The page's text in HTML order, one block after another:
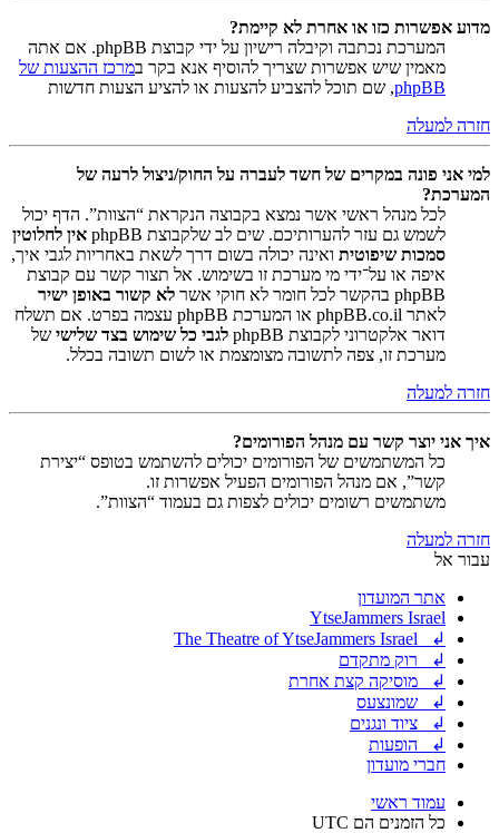
מדוע אפשרות כזו או אחרת לא קיימת?
המערכת נכתבה וקיבלה רישיון על ידי קבוצת phpBB. אם אתה
מאמין שיש אפשרות שצריך להוסיף אנא בקר במרכז ההצעות של
phpBB, שם תוכל להצביע להצעות או להציע הצעות חדשות
חזרה למעלה
למי אני פונה במקרים של חשד לעברה על החוק/ניצול לרעה של
המערכת?
לכל מנהל ראשי אשר נמצא בקבוצה הנקראת “הצוות”. הדף יכול
לשמש גם עזר להערותיכם. שים לב שלקבוצת phpBB
אין לחלוטין
סמכות שיפוטית ואינה יכולה בשום דרך לשאת באחריות לגבי איך,
איפה או על־ידי מי מערכת זו בשימוש. אל תצור קשר עם קבוצת
phpBB בהקשר לכל חומר לא חוקי אשר
לא קשור באופן ישיר
לאתר phpBB.co.il או המערכת phpBB עצמה בפרט. אם תשלח
דואר אלקטרוני לקבוצת phpBB
לגבי כל שימוש בצד שלישי של
מערכת זו, צפה לתשובה מצומצמת או לשום תשובה בכלל.
חזרה למעלה
איך אני יוצר קשר עם מנהל הפורומים?
כל המשתמשים של הפורומים יכולים להשתמש בטופס “יצירת
קשר”, אם מנהל הפורומים הפעיל אפשרות זו.
משתמשים רשומים יכולים לצפות גם בעמוד “הצוות”.
חזרה למעלה
עבור אל
אתר המועדון
YtseJammers Israel
↲ The Theatre of YtseJammers Israel
↲ רוק מתקדם
↲ מוסיקה קצת אחרת
↲ שמונצעס
↲ ציוד ונגנים
↲ הופעות
חברי מועדון
עמוד ראשי
כל הזמנים הם UTC